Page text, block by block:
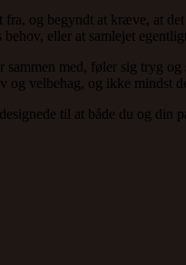
og begyndt at kræve, at
eller at samlejet
med, føler sig tryg
velbehag, og ikke mindst
til at både du og din